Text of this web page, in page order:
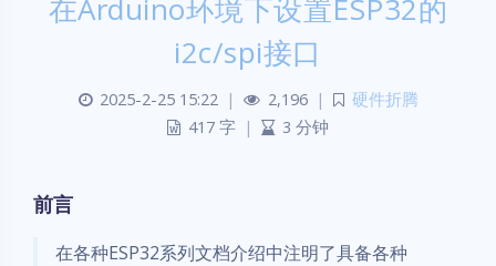
在Arduino环境下设置ESP32的
i2c/spi接口
2025-2-25 15:22 | 2,196 |
硬件折腾
417 字 | 3 分钟
前言
在各种ESP32系列文档介绍中注明了具备各种